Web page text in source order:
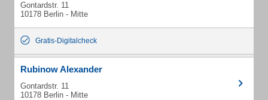
Gontardstr. 11
10178 Berlin - Mitte
Gratis-Digitalcheck
Rubinow Alexander
Gontardstr. 11
10178 Berlin - Mitte